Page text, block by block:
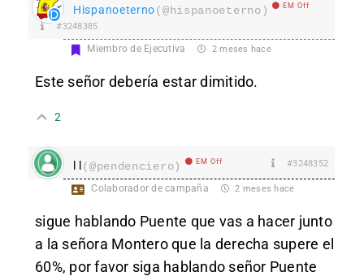
Hispanoeterno(@hispanoeterno) EM Off
#3248385
Miembro de Ejecutiva 2 meses hace
Este señor debería estar dimitido.
2
l l(@pendenciero) EM Off #3248352
Colaborador de campaña 2 meses hace
sigue hablando Puente que vas a hacer junto
a la señora Montero que la derecha supere el
60%, por favor siga hablando señor Puente